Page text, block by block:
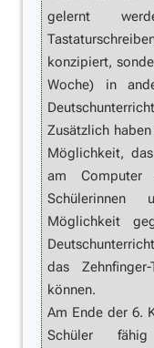
gelernt
konzipiert,
Woche) in
Zusätzlich
Möglichkeit,
am
Möglichkeit
das
können.
Am Ende der 6.
Schüler